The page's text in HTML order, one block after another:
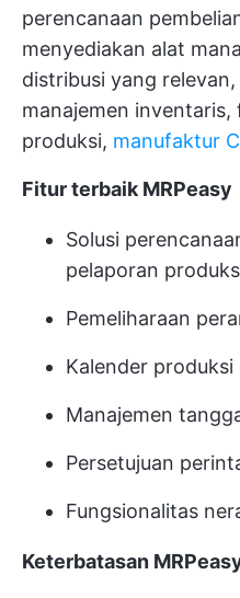
perencanaan
menyediakan alat
distribusi yang
manajemen
produksi, manufaktur
Fitur terbaik MRPeasy
Solusi
pelaporan
Pemeliharaan
Kalender
Manajemen
Persetujuan
Fungsionalitas
Keterbatasan